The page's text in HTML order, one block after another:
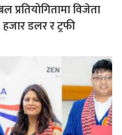
विजेता
डलर र ट्रफी